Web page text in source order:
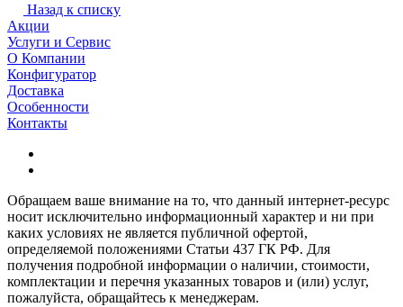
Назад к списку
Акции
Услуги и Сервис
О Компании
Конфигуратор
Доставка
Особенности
Контакты
Обращаем ваше внимание на то, что данный интернет-ресурс
носит исключительно информационный характер и ни при
каких условиях не является публичной офертой,
определяемой положениями Статьи 437 ГК РФ. Для
получения подробной информации о наличии, стоимости,
комплектации и перечня указанных товаров и (или) услуг,
пожалуйста, обращайтесь к менеджерам.